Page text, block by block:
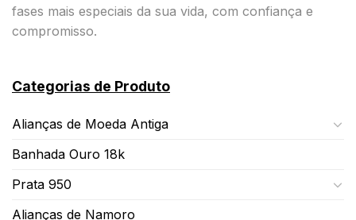
fases mais especiais da sua vida, com confiança e
compromisso.
Categorias de Produto
Alianças de Moeda Antiga
Banhada Ouro 18k
Prata 950
Alianças de Namoro